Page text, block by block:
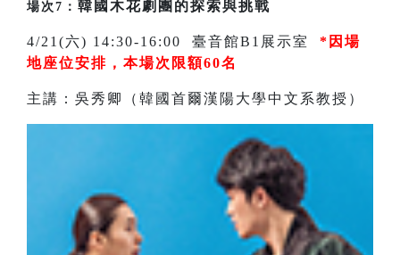
場次7： 韓國木花劇團的探索與挑戰
4/21(六) 14:30-16:00 臺音館B1展示室 *因場
地座位安排， 本場次限額60名
主講：吳秀卿（韓國首爾漢陽大學中文系教授）